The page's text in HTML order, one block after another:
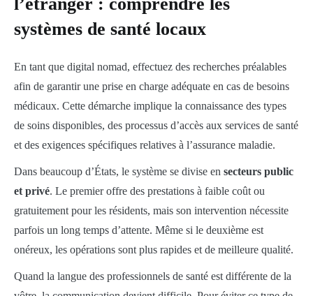
systèmes de santé locaux
En tant que digital nomad, effectuez des recherches préalables
afin de garantir une prise en charge adéquate en cas de besoins
médicaux. Cette démarche implique la connaissance des types
de soins disponibles, des processus d’accès aux services de santé
et des exigences spécifiques relatives à l’assurance maladie.
Dans beaucoup d’États, le système se divise en secteurs public
et privé. Le premier offre des prestations à faible coût ou
gratuitement pour les résidents, mais son intervention nécessite
parfois un long temps d’attente. Même si le deuxième est
onéreux, les opérations sont plus rapides et de meilleure qualité.
Quand la langue des professionnels de santé est différente de la